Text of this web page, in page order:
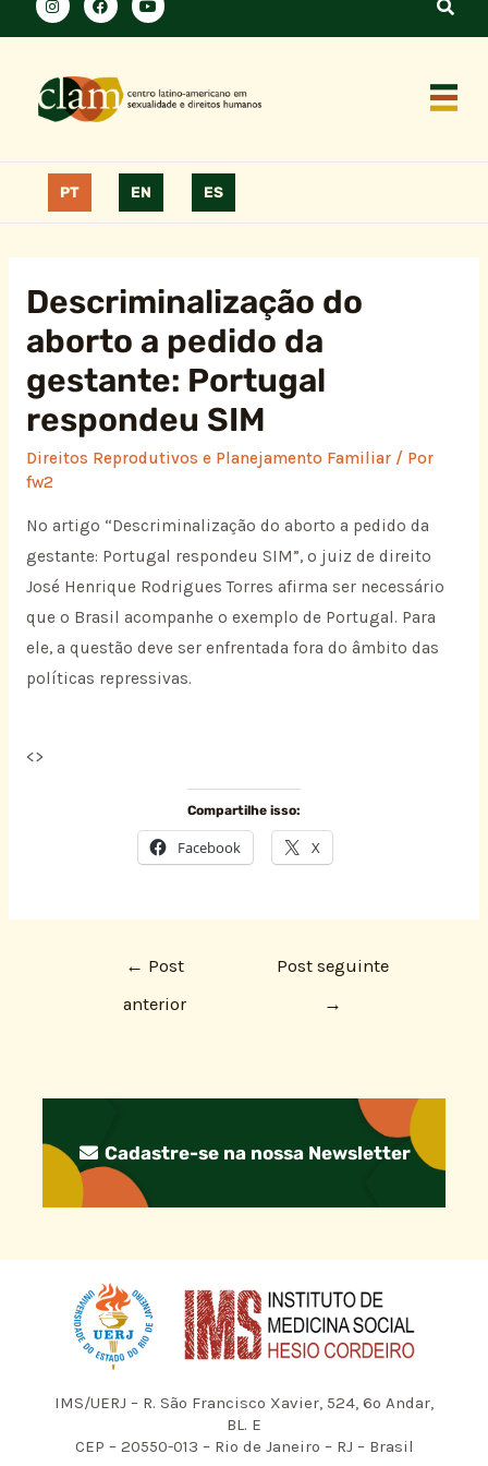
PT EN ES
Descriminalização do
aborto a pedido da
gestante: Portugal
respondeu SIM
Direitos Reprodutivos e Planejamento Familiar/ Por
fw2
No artigo “Descriminalização do aborto a pedido da
gestante: Portugal respondeu SIM”, o juiz de direito
José Henrique Rodrigues Torres afirma ser necessário
que o Brasil acompanhe o exemplo de Portugal. Para
ele, a questão deve ser enfrentada fora do âmbito das
políticas repressivas.
<>
Compartilhe isso:
Facebook X
← Post
anterior
Post seguinte
→
Cadastre-se na nossa Newsletter
IMS/UERJ – R. São Francisco Xavier, 524, 6º Andar,
BL. E
CEP – 20550-013 – Rio de Janeiro – RJ – Brasil